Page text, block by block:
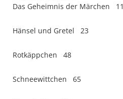
Das Geheimnis der Märchen 11
Hänsel und Gretel 23
Rotkäppchen 48
Schneewittchen 65